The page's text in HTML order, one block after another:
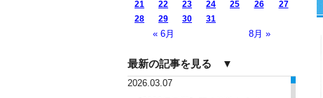
« 6月 8月 »
21 22 23 24 25 26
27
28
29 30 31
最新の記事を見る ▼
2026.03.07